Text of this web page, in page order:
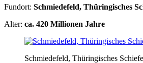
Fundort: Schmiedefeld, Thüringisches
Alter: ca. 420 Millionen Jahre
Schmiedefeld, Thüringisches